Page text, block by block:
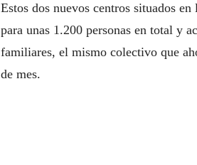
Estos dos nuevos centros situados
para unas 1.200 personas en total y
familiares, el mismo colectivo que
de mes.